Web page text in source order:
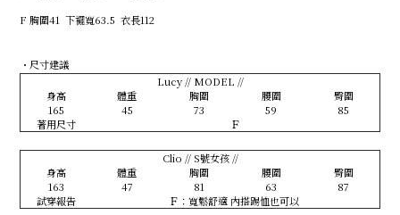
F 胸圍41 下襬寬63.5 衣長112
・尺寸建議
Lucy // MODEL //
身高
體重 胸圍 腰圍
臀圍
165
45 73 59
85
著用尺寸
Ｆ
Clio // S號女孩 //
身高
體重 胸圍 腰圍
臀圍
163
47 81 63
87
試穿報告
Ｆ：寬鬆舒適 內搭踢恤也可以